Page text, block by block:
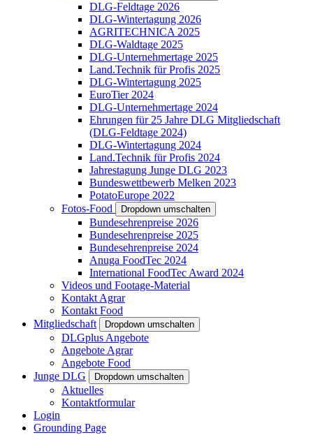
DLG-Feldtage 2026
DLG-Wintertagung 2026
AGRITECHNICA 2025
DLG-Waldtage 2025
DLG-Unternehmertage 2025
Land.Technik für Profis 2025
DLG-Wintertagung 2025
EuroTier 2024
DLG-Unternehmertage 2024
Ehrungen für 25 Jahre DLG Mitgliedschaft
(DLG-Feldtage 2024)
DLG-Wintertagung 2024
Land.Technik für Profis 2024
Jahrestagung Junge DLG 2023
Bundeswettbewerb Melken 2023
PotatoEurope 2022
Fotos-Food
Dropdown umschalten
Bundesehrenpreise 2026
Bundesehrenpreise 2025
Bundesehrenpreise 2024
Anuga FoodTec 2024
International FoodTec Award 2024
Videos und Footage-Material
Kontakt Agrar
Kontakt Food
Mitgliedschaft
Dropdown umschalten
DLGplus Angebote
Angebote Agrar
Angebote Food
Junge DLG
Dropdown umschalten
Aktuelles
Kontaktformular
Login
Grounding Page